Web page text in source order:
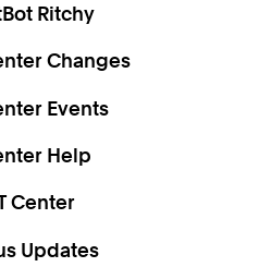
Ritchy
Changes
Events
Help
Center
Updates